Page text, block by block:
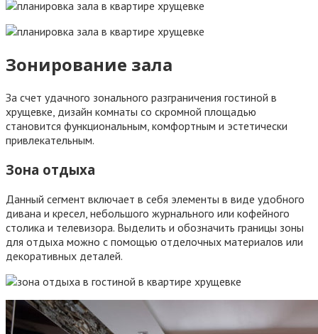
Зонирование зала
За счет удачного зонального разграничения гостиной в
хрущевке, дизайн комнаты со скромной площадью
становится функциональным, комфортным и эстетически
привлекательным.
Зона отдыха
Данный сегмент включает в себя элементы в виде удобного
дивана и кресел, небольшого журнального или кофейного
столика и телевизора. Выделить и обозначить границы зоны
для отдыха можно с помощью отделочных материалов или
декоративных деталей.